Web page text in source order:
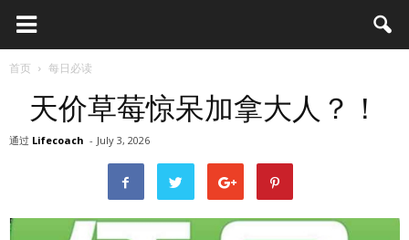
首页 每日必读
天价草莓惊呆加拿大人？！
通过 Lifecoach - July 3, 2026